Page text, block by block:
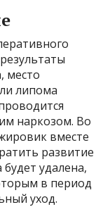
место
липома
наркозом. Во
вместе
развитие
удалена,
в период
уход.